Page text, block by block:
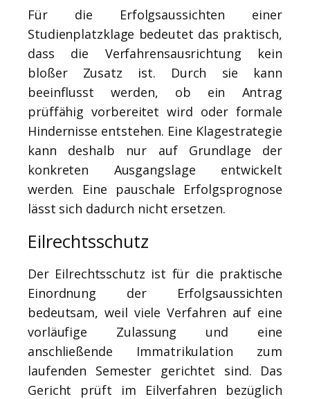
Für die Erfolgsaussichten einer
Studienplatzklage bedeutet das praktisch,
dass die Verfahrensausrichtung kein
bloßer Zusatz ist. Durch sie kann
beeinflusst werden, ob ein Antrag
prüffähig vorbereitet wird oder formale
Hindernisse entstehen. Eine Klagestrategie
kann deshalb nur auf Grundlage der
konkreten Ausgangslage entwickelt
werden. Eine pauschale Erfolgsprognose
lässt sich dadurch nicht ersetzen.
Eilrechtsschutz
Der Eilrechtsschutz ist für die praktische
Einordnung der Erfolgsaussichten
bedeutsam, weil viele Verfahren auf eine
vorläufige Zulassung und eine
anschließende Immatrikulation zum
laufenden Semester gerichtet sind. Das
Gericht prüft im Eilverfahren bezüglich